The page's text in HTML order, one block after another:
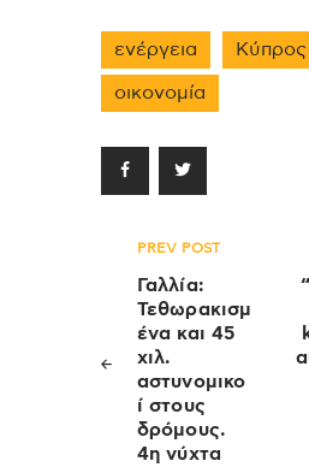
ενέργεια Κύπρος
οικονομία
Πλοήγηση
άρθρων
PREV POST
Γαλλία:
Τεθωρακισμ
ένα και 45
χιλ.
αστυνομικο
ί στους
δρόμους.
4η νύχτα